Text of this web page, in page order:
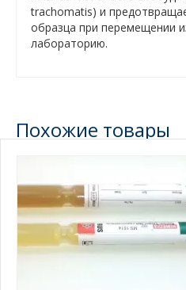
trachomatis) и
образца при перемещении
лабораторию.
Похожие товары